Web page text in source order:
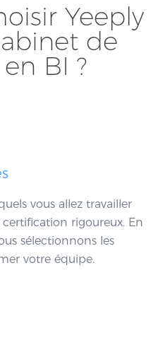
Yeeply
de
BI ?
vous allez travailler
rigoureux. En
sélectionnons les
votre équipe.